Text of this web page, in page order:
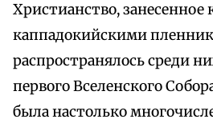
Христианство, занесенное
каппадокийскими
распространялось среди
первого Вселенского
была настолько